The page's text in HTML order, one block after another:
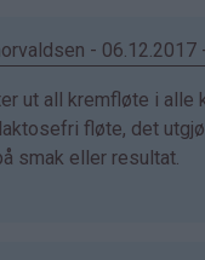
- 06.12.2017
ut all kremfløte i alle
fløte, det
smak eller resultat.